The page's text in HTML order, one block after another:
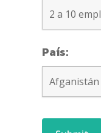
País: